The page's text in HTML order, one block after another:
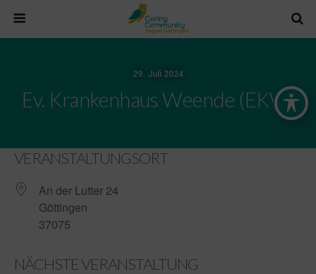
29. Juli 2024
Ev. Krankenhaus Weende (EKW)
VERANSTALTUNGSORT
An der Lutter 24
Göttingen
37075
NÄCHSTE VERANSTALTUNG